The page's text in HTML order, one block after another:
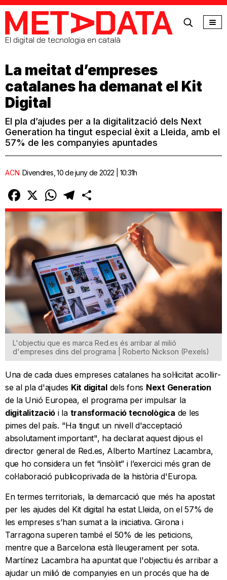
MetaData
El digital de tecnologia en català
La meitat d’empreses
catalanes ha demanat el Kit
Digital
El pla d’ajudes per a la digitalització dels Next
Generation ha tingut especial èxit a Lleida, amb el
57% de les companyies apuntades
ACN Divendres, 10 de juny de 2022 | 10:31h
Facebook
X WhatsAppTelegram
L'objectiu que es marca Red.es és arribar al milió
d'empreses dins del programa | Roberto Nickson (Pexels)
Una de cada dues empreses catalanes ha sol·licitat acollir-
se al pla d'ajudes Kit digitaldels fons Next Generation
de la Unió Europea, el programa per impulsar la
digitalització i la transformació tecnològica de les
pimes del país. "Ha tingut un nivell d'acceptació
absolutament important", ha declarat aquest dijous el
director general de Red.es, Alberto Martínez Lacambra,
que ho considera un fet “insòlit” i l’exercici més gran de
col·laboració publicoprivada de la història d'Europa.
En termes territorials, la demarcació que més ha apostat
per les ajudes del Kit digital ha estat Lleida, on el 57% de
les empreses s’han sumat a la iniciativa. Girona i
Tarragona superen també el 50% de les peticions,
mentre que a Barcelona està lleugerament per sota.
Martínez Lacambra ha apuntat que l'objectiu és arribar a
ajudar un milió de companyies en un procés que ha de